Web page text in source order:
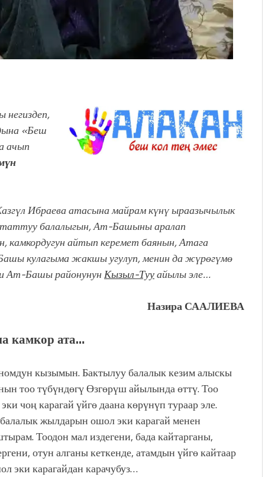
«Беш
ачып
Ибраева атасына майрам күнү ыраазычылык
балалыгын,Ат-Башыныаралап
айтыпкеремет баянын, Атага
кулагыма жакшы угулуп, менин да жүрөгүмө
Ат-Башы районунунКызыл-Тууайылы эле…
Назира СААЛИЕВА
камкор ата…
кызымын. Бактылуу балалык кезим алыскы
тоо түбүндөгү Өзгөрүш айылында өттү. Тоо
чоң карагай үйгө даана көрүнүп тураар эле.
жылдарын ошол эки карагай менен
Тоодон мал издегени, бада кайтарганы,
отун алганы кеткенде, атамдын үйгө кайтаар
эки карагайдан карачубуз…